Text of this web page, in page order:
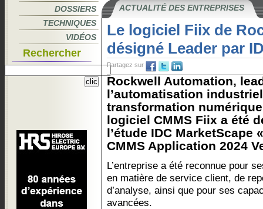
DOSSIERS
TECHNIQUES
VIDÉOS
Rechercher
ACTUALITÉ DES ENTREPRISES
Le logiciel Fiix de
désigné Leader par
Partagez sur
Rockwell Automation,
l’automatisation
transformation
logiciel CMMS Fiix a été
l’étude IDC MarketScape
CMMS Application 2024
L’entreprise a été reconnue pour
en matière de service client, de
d’analyse, ainsi que pour ses
avancées.